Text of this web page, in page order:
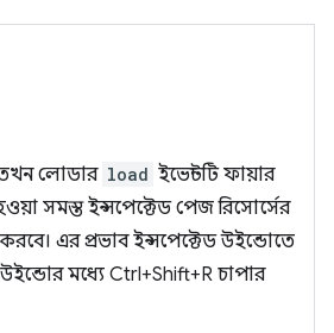
লোডার load ইভেন্টটি ফায়ার
সমস্ত ইন্সপেক্টেড পেজ রিসোর্সের
এর প্রভাব ইন্সপেক্টেড উইন্ডোতে
মধ্যে Ctrl+Shift+R চাপার